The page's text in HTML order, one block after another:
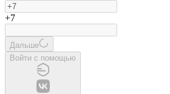
+7
Дальше
Войти с помощью